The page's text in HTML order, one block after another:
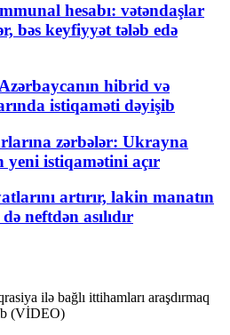
hesabı: vətəndaşlar
bəs keyfiyyət tələb edə
hibrid və
istiqaməti dəyişib
zərbələr: Ukrayna
yeni istiqamətini açır
artırır, lakin manatın
neftdən asılıdır
ilə bağlı ittihamları araşdırmaq
(VİDEO)